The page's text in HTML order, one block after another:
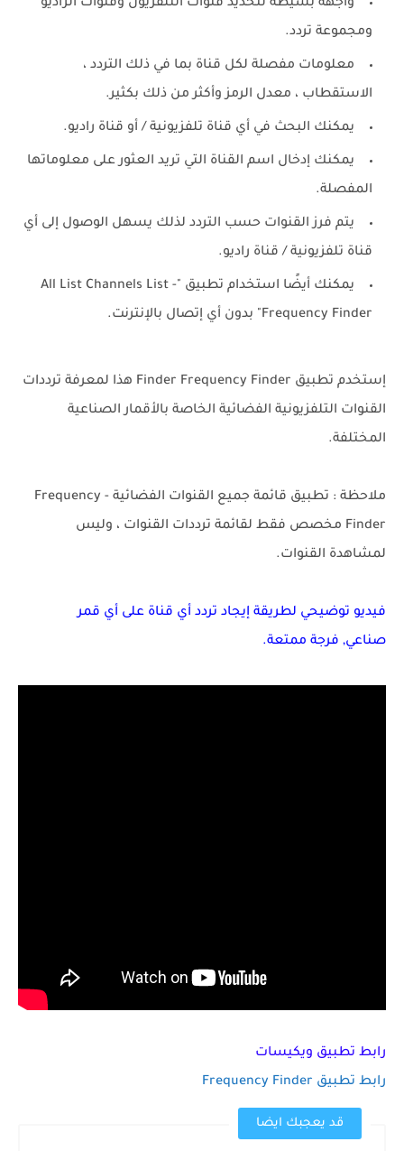
واجهة بسيطة لتحديد قنوات التلفزيون وقنوات الراديو
ومجموعة تردد.
معلومات مفصلة لكل قناة بما في ذلك التردد ،
الاستقطاب ، معدل الرمز وأكثر من ذلك بكثير.
يمكنك البحث في أي قناة تلفزيونية / أو قناة راديو.
يمكنك إدخال اسم القناة التي تريد العثور على معلوماتها
المفصلة.
يتم فرز القنوات حسب التردد لذلك يسهل الوصول إلى أي
قناة تلفزيونية / قناة راديو.
يمكنك أيضًا استخدام تطبيق "All List Channels List -
Frequency Finder" بدون أي إتصال بالإنترنت.
إستخدم تطبيق Finder Frequency Finder هذا لمعرفة ترددات
القنوات التلفزيونية الفضائية الخاصة بالأقمار الصناعية
المختلفة.
ملاحظة : تطبيق قائمة جميع القنوات الفضائية - Frequency
Finder مخصص فقط لقائمة ترددات القنوات ، وليس
لمشاهدة القنوات.
فيديو توضيحي لطريقة إيجاد تردد أي قناة على أي قمر
صناعي, فرجة ممتعة.
رابط تطبيق ويكيسات
رابط تطبيق Frequency Finder
قد يعجبك ايضا